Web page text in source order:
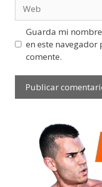
Guarda mi
en este
comente.